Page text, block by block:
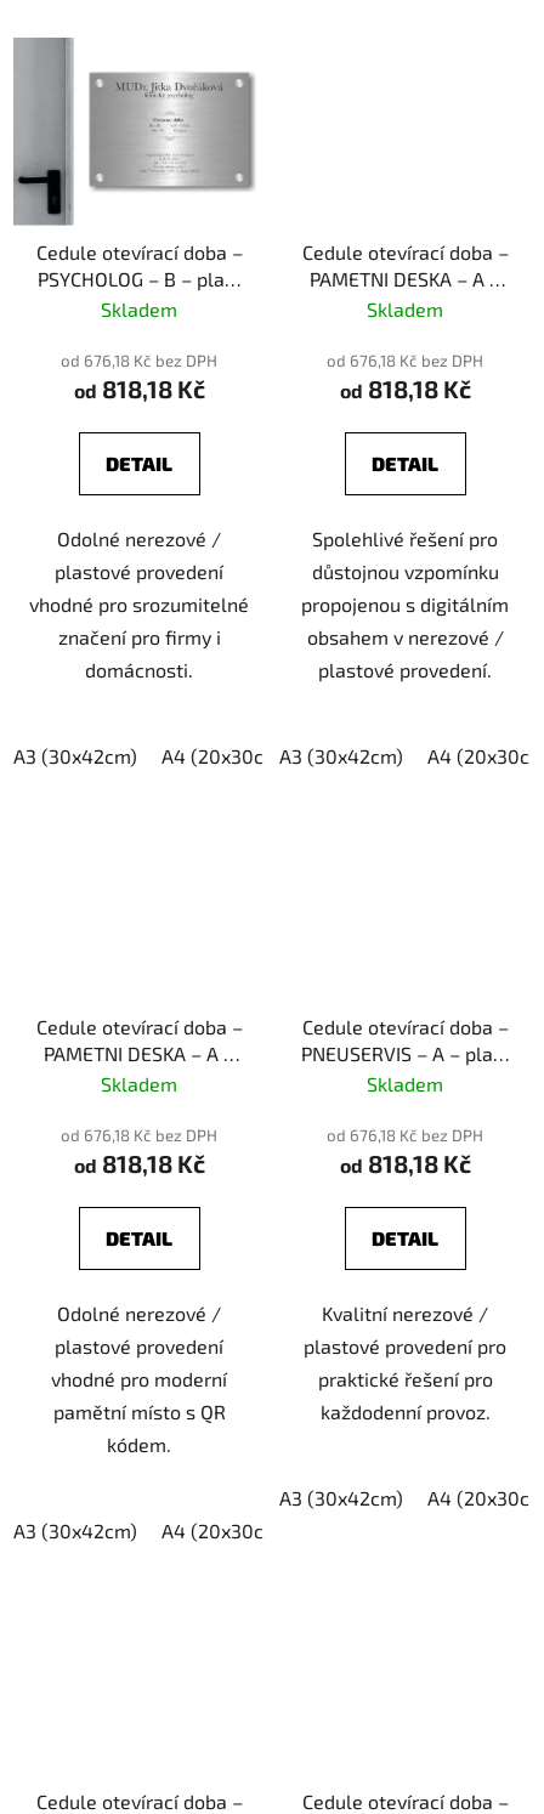
Cedule otevírací doba –
PSYCHOLOG – B – plast
(piktogram)
Skladem
od 676,18 Kč bez DPH
od 818,18 Kč
DETAIL
Odolné nerezové /
plastové provedení
vhodné pro srozumitelné
značení pro firmy i
domácnosti.
A3 (30x42cm) A4 (20x30cm) A5 (15x21cm)
Cedule otevírací doba –
PAMETNI DESKA – A –
plast (piktogram)
Skladem
od 676,18 Kč bez DPH
od 818,18 Kč
DETAIL
Spolehlivé řešení pro
důstojnou vzpomínku
propojenou s digitálním
obsahem v nerezové /
plastové provedení.
A3 (30x42cm) A4
Cedule otevírací doba –
PAMETNI DESKA – A –
plast (piktogram)
Skladem
od 676,18 Kč bez DPH
od 818,18 Kč
DETAIL
Odolné nerezové /
plastové provedení
vhodné pro moderní
pamětní místo s QR
kódem.
A3 (30x42cm) A4 (20x30cm)
Cedule otevírací doba –
PNEUSERVIS – A – plast
(piktogram)
Skladem
od 676,18 Kč bez DPH
od 818,18 Kč
DETAIL
Kvalitní nerezové /
plastové provedení pro
praktické řešení pro
každodenní provoz.
A3 (30x42cm) A4
Cedule otevírací doba –
Cedule otevírací doba –